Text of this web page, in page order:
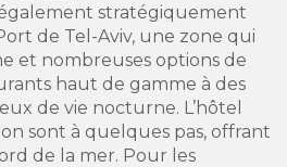
stratégiquement
de Tel-Aviv, une zone qui
et nombreuses options de
haut de gamme à des
de vie nocturne. L’hôtel
sont à quelques pas, offrant
de la mer. Pour les